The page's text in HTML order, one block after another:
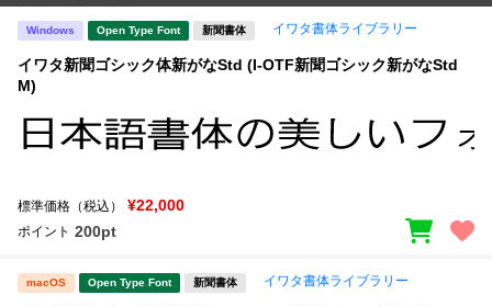
Windows Open Type Font 新聞書体 イワタ書体ライブラリー
イワタ新聞ゴシック体新がなStd (I-OTF新聞ゴシック新がなStd
M)
標準価格（税込） ¥22,000
ポイント 200pt
macOS Open Type Font 新聞書体 イワタ書体ライブラリー